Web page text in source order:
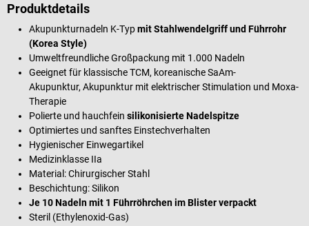
Produktdetails
Akupunkturnadeln K-Typmit Stahlwendelgriff und Führrohr
(Korea Style)
Umweltfreundliche Großpackung mit 1.000 Nadeln
Geeignet für klassische TCM, koreanische SaAm-
Akupunktur, Akupunktur mit elektrischer Stimulation und Moxa-
Therapie
Polierte und hauchfein silikonisierte Nadelspitze
Optimiertes und sanftes Einstechverhalten
Hygienischer Einwegartikel
Medizinklasse IIa
Material: Chirurgischer Stahl
Beschichtung: Silikon
Je 10 Nadeln mit 1 Führröhrchen im Blister verpackt
Steril (Ethylenoxid-Gas)